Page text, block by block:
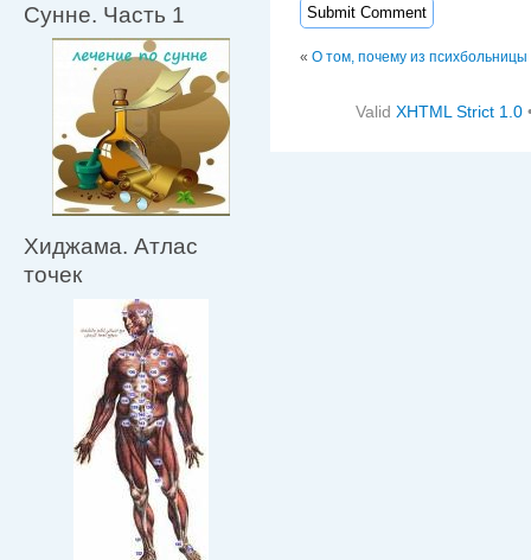
Сунне. Часть 1
Хиджама. Атлас
точек
« О том, почему из
ValidXHTML Strict 1.0